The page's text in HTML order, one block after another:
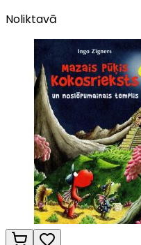
Noliktavā